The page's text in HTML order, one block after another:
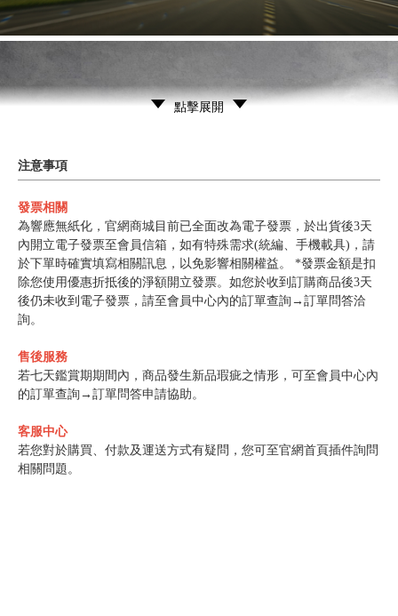
點擊展開
注意事項
發票相關
為響應無紙化，官網商城目前已全面改為電子發票，於出貨後3天
內開立電子發票至會員信箱，如有特殊需求(統編、手機載具)，請
於下單時確實填寫相關訊息，以免影響相關權益。 *發票金額是扣
除您使用優惠折抵後的淨額開立發票。如您於收到訂購商品後3天
後仍未收到電子發票，請至會員中心內的訂單查詢→訂單問答洽
詢。
售後服務
若七天鑑賞期期間內，商品發生新品瑕疵之情形，可至會員中心內
的訂單查詢→訂單問答申請協助。
客服中心
若您對於購買、付款及運送方式有疑問，您可至官網首頁插件詢問
相關問題。